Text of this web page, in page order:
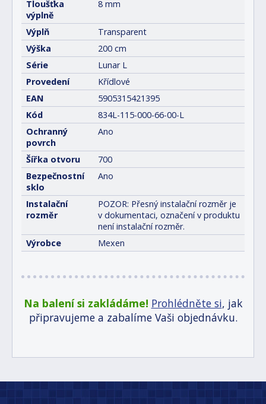
Tloušťka
výplně
8 mm
Výplň
Transparent
Výška
200 cm
Série
Lunar L
Provedení
Křídlové
EAN
5905315421395
Kód
834L-115-000-66-00-L
Ochranný
povrch
Ano
Šířka otvoru
700
Bezpečnostní
sklo
Ano
Instalační
rozměr
POZOR: Přesný instalační rozměr je
v dokumentaci, označení v produktu
není instalační rozměr.
Výrobce
Mexen
Na balení si zakládáme! Prohlédněte si, jak
připravujeme a zabalíme Vaši objednávku.